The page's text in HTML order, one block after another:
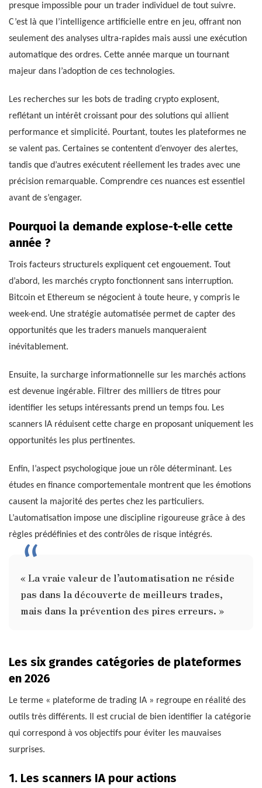
presque impossible pour un trader individuel de tout suivre.
C’est là que l’intelligence artificielle entre en jeu, offrant non
seulement des analyses ultra-rapides mais aussi une exécution
automatique des ordres. Cette année marque un tournant
majeur dans l’adoption de ces technologies.
Les recherches sur les bots de trading crypto explosent,
reflétant un intérêt croissant pour des solutions qui allient
performance et simplicité. Pourtant, toutes les plateformes ne
se valent pas. Certaines se contentent d’envoyer des alertes,
tandis que d’autres exécutent réellement les trades avec une
précision remarquable. Comprendre ces nuances est essentiel
avant de s’engager.
Pourquoi la demande explose-t-elle cette
année ?
Trois facteurs structurels expliquent cet engouement. Tout
d’abord, les marchés crypto fonctionnent sans interruption.
Bitcoin et Ethereum se négocient à toute heure, y compris le
week-end. Une stratégie automatisée permet de capter des
opportunités que les traders manuels manqueraient
inévitablement.
Ensuite, la surcharge informationnelle sur les marchés actions
est devenue ingérable. Filtrer des milliers de titres pour
identifier les setups intéressants prend un temps fou. Les
scanners IA réduisent cette charge en proposant uniquement les
opportunités les plus pertinentes.
Enfin, l’aspect psychologique joue un rôle déterminant. Les
études en finance comportementale montrent que les émotions
causent la majorité des pertes chez les particuliers.
L’automatisation impose une discipline rigoureuse grâce à des
règles prédéfinies et des contrôles de risque intégrés.
« La vraie valeur de l’automatisation ne réside
pas dans la découverte de meilleurs trades,
mais dans la prévention des pires erreurs. »
Les six grandes catégories de plateformes
en 2026
Le terme « plateforme de trading IA » regroupe en réalité des
outils très différents. Il est crucial de bien identifier la catégorie
qui correspond à vos objectifs pour éviter les mauvaises
surprises.
1. Les scanners IA pour actions